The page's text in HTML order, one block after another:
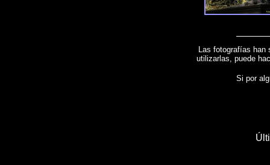
Las fotografías han
utilizarlas, puede
Si por